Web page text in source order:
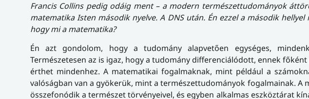
Francis Collins pedig odáig ment – a modern természettudományok
matematika Isten második nyelve. A DNS után. Én ezzel a második
hogy mi a matematika?
Én azt gondolom, hogy a tudomány alapvetően egységes,
Természetesen az is igaz, hogy a tudomány differenciálódott, ennek
érthet mindenhez. A matematikai fogalmaknak, mint például a
valóságban van a gyökerük, mint a természettudományok fogalmainak.
összefonódik a természet törvényeivel, és egyben alkalmas eszköztárat